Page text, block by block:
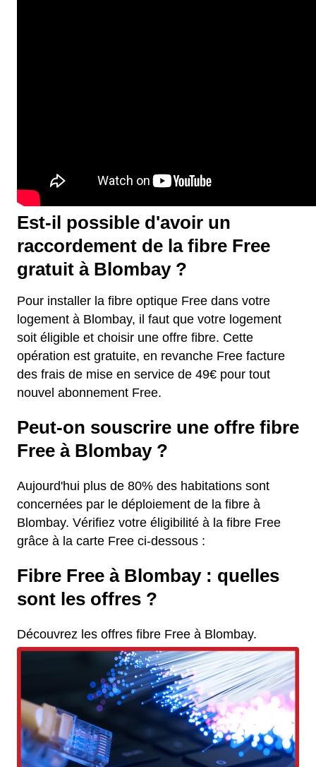
Est-il possible d'avoir un
raccordement de la fibre Free
gratuit à Blombay ?
Pour installer la fibre optique Free dans votre
logement à Blombay, il faut que votre logement
soit éligible et choisir une offre fibre. Cette
opération est gratuite, en revanche Free facture
des frais de mise en service de 49€ pour tout
nouvel abonnement Free.
Peut-on souscrire une offre fibre
Free à Blombay ?
Aujourd'hui plus de 80% des habitations sont
concernées par le déploiement de la fibre à
Blombay. Vérifiez votre éligibilité à la fibre Free
grâce à la carte Free ci-dessous :
Fibre Free à Blombay : quelles
sont les offres ?
Découvrez les offres fibre Free à Blombay.